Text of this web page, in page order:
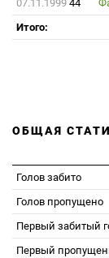
07.11.1999 44
Итого:
ОБЩАЯ
Голов забито
Голов пропущено
Первый забитый
Первый